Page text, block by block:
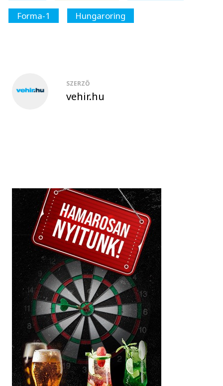
Forma-1
Hungaroring
SZERZŐ
vehir.hu